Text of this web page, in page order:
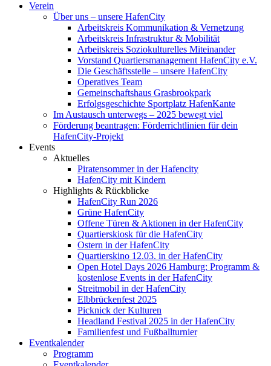
Verein
Über uns – unsere HafenCity
Arbeitskreis Kommunikation & Vernetzung
Arbeitskreis Infrastruktur & Mobilität
Arbeitskreis Soziokulturelles Miteinander
Vorstand Quartiersmanagement HafenCity e.V.
Die Geschäftsstelle – unsere HafenCity
Operatives Team
Gemeinschaftshaus Grasbrookpark
Erfolgsgeschichte Sportplatz HafenKante
Im Austausch unterwegs – 2025 bewegt viel
Förderung beantragen: Förderrichtlinien für dein
HafenCity-Projekt
Events
Aktuelles
Piratensommer in der Hafencity
HafenCity mit Kindern
Highlights & Rückblicke
HafenCity Run 2026
Grüne HafenCity
Offene Türen & Aktionen in der HafenCity
Quartierskiosk für die HafenCity
Ostern in der HafenCity
Quartierskino 12.03. in der HafenCity
Open Hotel Days 2026 Hamburg: Programm &
kostenlose Events in der HafenCity
Streitmobil in der HafenCity
Elbbrückenfest 2025
Picknick der Kulturen
Headland Festival 2025 in der HafenCity
Familienfest und Fußballturnier
Eventkalender
Programm